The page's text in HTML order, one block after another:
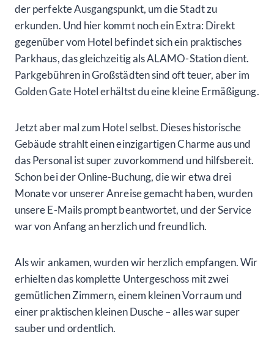
der perfekte Ausgangspunkt, um die Stadt zu
erkunden. Und hier kommt noch ein Extra: Direkt
gegenüber vom Hotel befindet sich ein praktisches
Parkhaus, das gleichzeitig als ALAMO-Station dient.
Parkgebühren in Großstädten sind oft teuer, aber im
Golden Gate Hotel erhältst du eine kleine Ermäßigung.
Jetzt aber mal zum Hotel selbst. Dieses historische
Gebäude strahlt einen einzigartigen Charme aus und
das Personal ist super zuvorkommend und hilfsbereit.
Schon bei der Online-Buchung, die wir etwa drei
Monate vor unserer Anreise gemacht haben, wurden
unsere E-Mails prompt beantwortet, und der Service
war von Anfang an herzlich und freundlich.
Als wir ankamen, wurden wir herzlich empfangen. Wir
erhielten das komplette Untergeschoss mit zwei
gemütlichen Zimmern, einem kleinen Vorraum und
einer praktischen kleinen Dusche – alles war super
sauber und ordentlich.